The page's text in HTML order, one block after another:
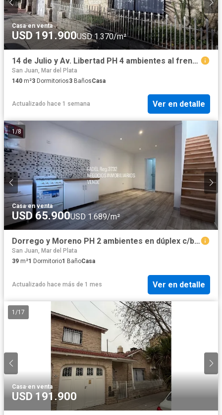
Casa·en venta
USD 191.900USD 1.370/m²
14 de Julio y Av. Libertad PH 4 ambientes al frente Amoblado
San Juan, Mar del Plata
140 m²3 Dormitorios3 BañosCasa
Actualizado hace 1 semana Ver en detalle
1 /8
Casa·en venta
USD 65.900USD 1.689/m²
Dorrego y Moreno PH 2 ambientes en dúplex c/balcón UF.3
San Juan, Mar del Plata
39 m²1 Dormitorio1 BañoCasa
Actualizado hace más de 1 mes Ver en detalle
1 /17
Casa·en venta
USD 191.900